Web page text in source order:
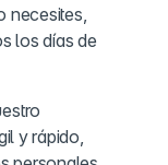
necesites,
los días de
y rápido,